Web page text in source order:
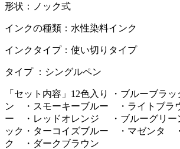
形状：ノック式
インクの種類：水性染料インク
インクタイプ：使い切りタイプ
タイプ ：シングルペン
「セット内容」12色入り ・ブルーブラ
ン ・スモーキーブルー ・ライトブラ
ー ・レッドオレンジ ・ブルーグリー
ック・ターコイズブルー ・マゼンタ
ク ・ダークブラウン